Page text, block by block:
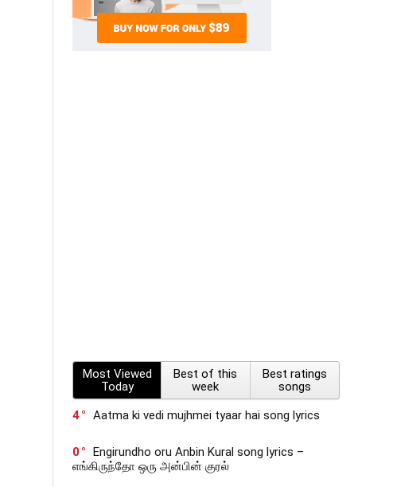
Most Viewed
Today
Best of this
week
Best ratings
songs
4
Aatma ki vedi mujhmei tyaar hai song lyrics
0
Engirundho oru Anbin Kural song lyrics –
எங்கிருந்தோ ஒரு அன்பின் குரல்